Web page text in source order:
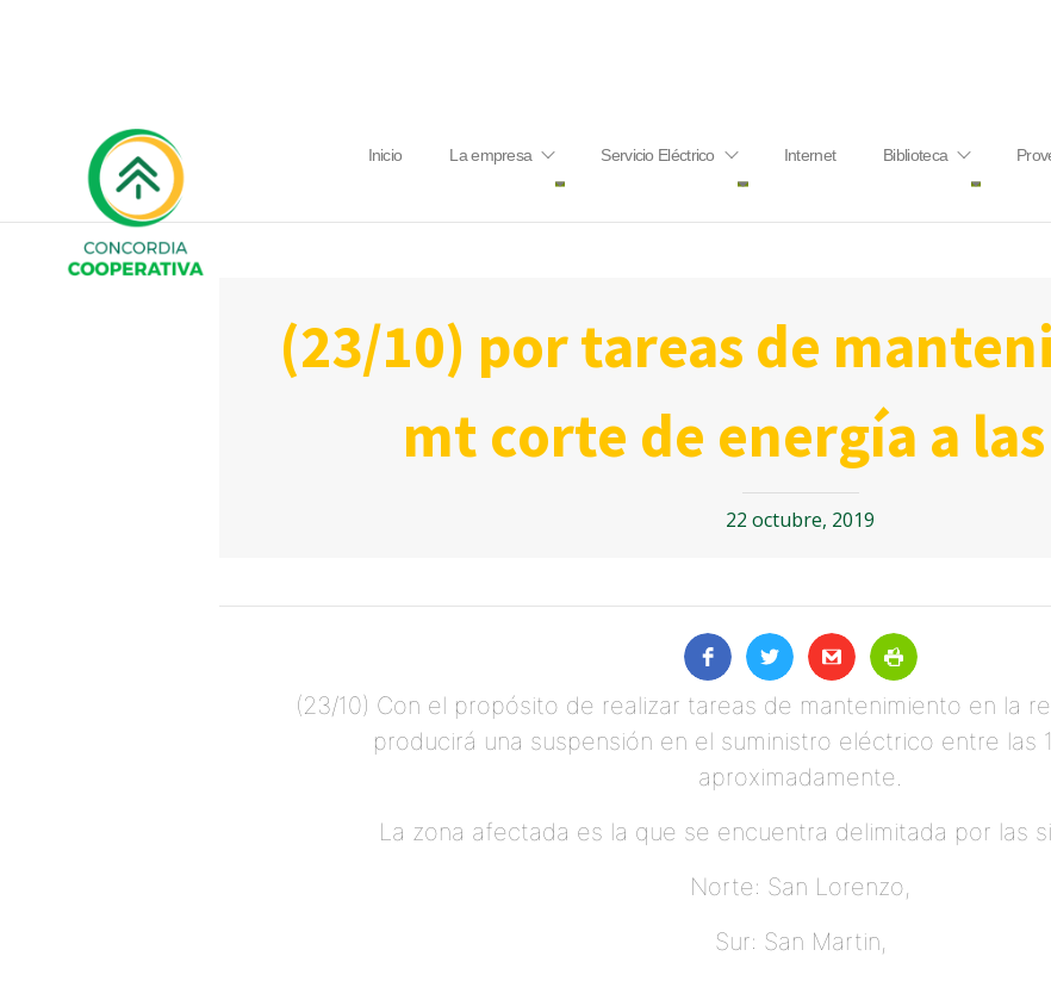
Inicio La empresa Servicio Eléctrico Internet Biblioteca
(23/10) por tareas de mantenimiento en
mt corte de energía a
22 octubre, 2019
(23/10) Con el propósito de realizar tareas de mantenimiento en la
producirá una suspensión en el suministro eléctrico entre las
aproximadamente.
La zona afectada es la que se encuentra delimitada por las
Norte: San Lorenzo,
Sur: San Martin,